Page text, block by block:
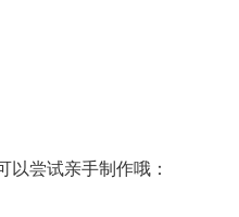
以尝试亲手制作哦：